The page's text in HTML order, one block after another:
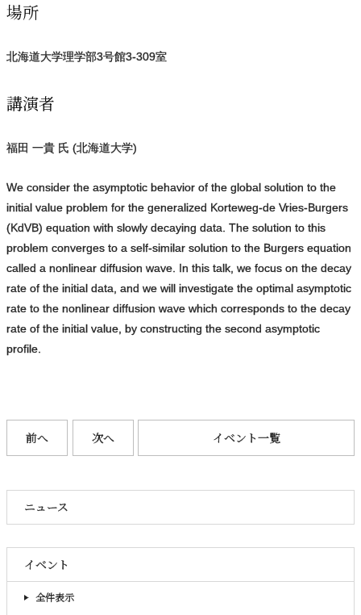
ニュース
イベント
全件表示
場所
北海道大学理学部3号館3-309室
講演者
福田 一貴 氏 (北海道大学)
We consider the asymptotic behavior of the global solution to the
initial value problem for the generalized Korteweg-de Vries-Burgers
(KdVB) equation with slowly decaying data. The solution to this
problem converges to a self-similar solution to the Burgers equation
called a nonlinear diffusion wave. In this talk, we focus on the decay
rate of the initial data, and we will investigate the optimal asymptotic
rate to the nonlinear diffusion wave which corresponds to the decay
rate of the initial value, by constructing the second asymptotic
profile.
前へ 次へ イベント一覧